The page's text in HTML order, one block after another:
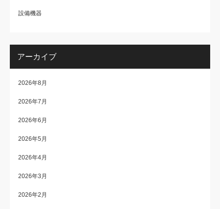
設備機器
アーカイブ
2026年8月
2026年7月
2026年6月
2026年5月
2026年4月
2026年3月
2026年2月